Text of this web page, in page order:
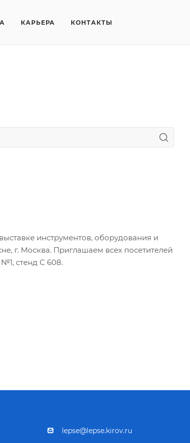
КАРЬЕРА КОНТАКТЫ
инструментов, оборудования и
г. Москва. Приглашаем всех посетителей
стенд С 608.
lepse@lepse.kirov.ru